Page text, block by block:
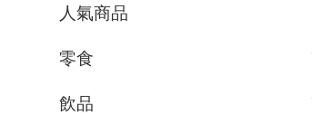
人氣商品
零食
飲品